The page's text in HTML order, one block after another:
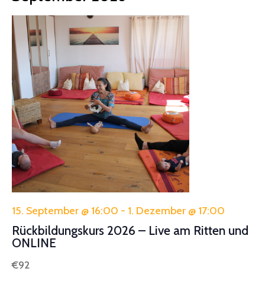
Rückbildungskurs 2026 – Live am Ritten und
ONLINE
15. September @ 16:00 - 1. Dezember @ 17:00
€92